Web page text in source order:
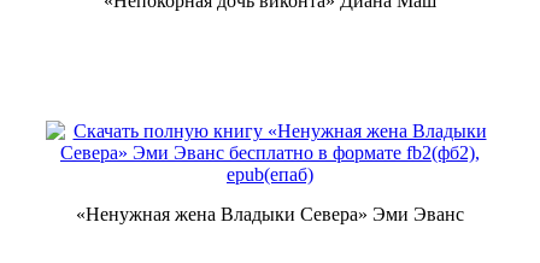
«Ненужная жена Владыки Севера» Эми Эванс